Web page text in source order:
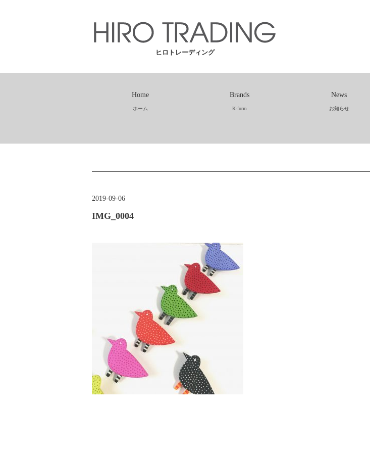
ヒロトレーディング
Home
ホーム
Brands
K-form
News
お知らせ
2019-09-06
IMG_0004